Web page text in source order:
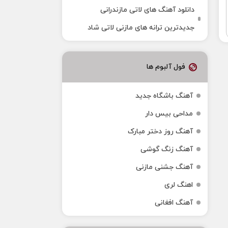
دانلود آهنگ‌ های لاتی مازندرانی
جدیدترین ترانه های مازنی لاتی شاد
فول آلبوم ها
آهنگ باشگاه جدید
مداحی بیس دار
آهنگ روز دختر مبارک
آهنگ زنگ گوشی
آهنگ جشنی مازنی
اهنگ لری
آهنگ افغانی